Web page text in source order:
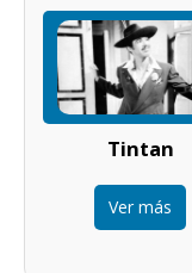
Tintan
Ver más